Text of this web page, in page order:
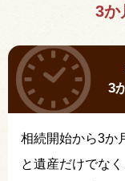
3か
3
相続開始から3か
と遺産だけでな